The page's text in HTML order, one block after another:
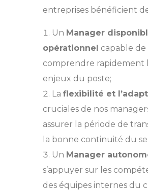
entreprises bénéficient
Un Manager
opérationnel capable de
comprendre rapidement
enjeux du poste;
La flexibilité et
cruciales de nos
assurer la période de
la bonne continuité du
Un Manager
s’appuyer sur les
des équipes internes du